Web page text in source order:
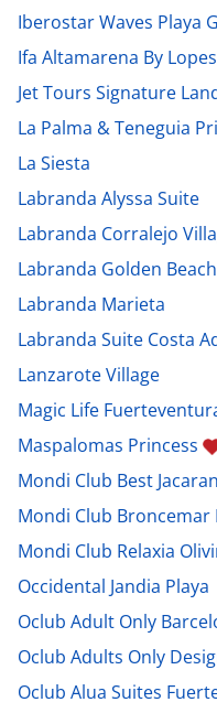
Iberostar Waves Playa
Ifa Altamarena By
Jet Tours Signature
La Palma & Teneguia
La Siesta
Labranda Alyssa Suite
Labranda Corralejo
Labranda Golden Beach
Labranda Marieta
Labranda Suite Costa
Lanzarote Village
Magic Life
Maspalomas Princess
Mondi Club Best
Mondi Club Broncemar
Mondi Club Relaxia
Occidental Jandia Playa
Oclub Adult Only
Oclub Adults Only
Oclub Alua Suites